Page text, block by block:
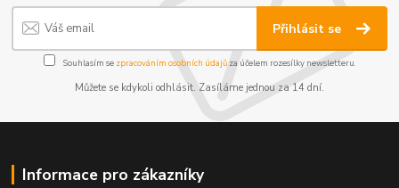
Přihlásit se
Souhlasím se zpracováním osobních údajůza účelem rozesílky newsletteru.
Můžete se kdykoli odhlásit. Zasíláme jednou za 14 dní.
Informace pro zákazníky